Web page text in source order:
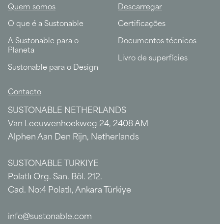
Quem somos
O que é a Sustonable
A Sustonable para o
Planeta
Sustonable para o Design
Descarregar
Certificações
Documentos técnicos
Livro de superfícies
Contacto
SUSTONABLE NETHERLANDS
Van Leeuwenhoekweg 24, 2408 AM
Alphen Aan Den Rijn, Netherlands
SUSTONABLE TURKIYE
Polatlı Org. San. Böl. 212.
Cad. No:4 Polatlı, Ankara Türkiye
info@sustonable.com